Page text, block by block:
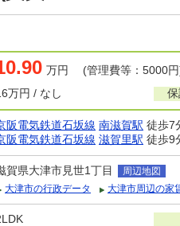
万円 (管理費等：5000
万円 / なし
阪電気鉄道石坂線 南滋賀駅 徒歩7
阪電気鉄道石坂線 滋賀里駅 徒歩9
賀県大津市見世1丁目
周辺地図
大津市の行政データ
大津市周辺の家